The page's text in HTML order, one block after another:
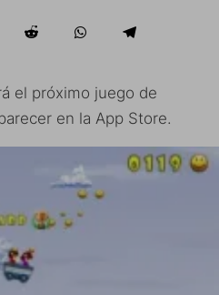
el próximo juego de
en la App Store.